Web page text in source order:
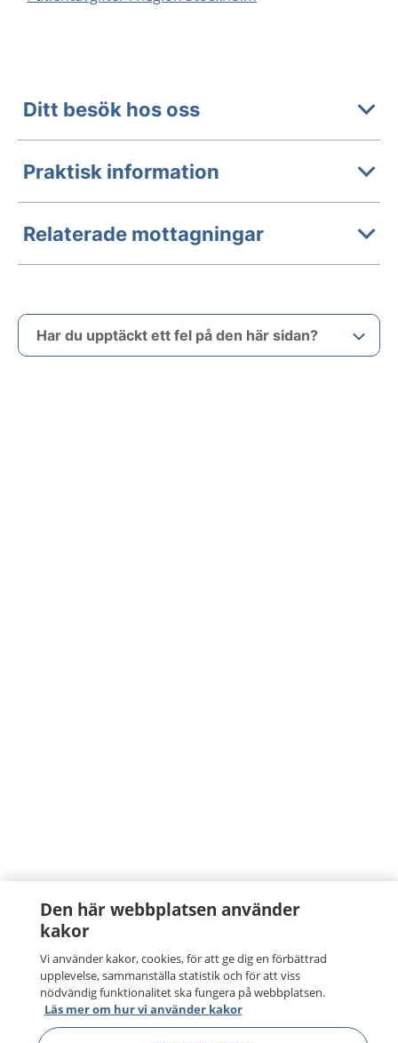
Ditt besök hos oss
Praktisk information
Relaterade mottagningar
Har du upptäckt ett fel på den här sidan?
Den här webbplatsen använder
kakor
Vi använder kakor, cookies, för att ge dig en förbättrad
upplevelse, sammanställa statistik och för att viss
nödvändig funktionalitet ska fungera på webbplatsen.
Läs mer om hur vi använder kakor